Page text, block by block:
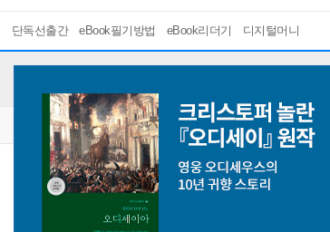
단독선출간 eBook필기방법 eBook리더기 디지털머니